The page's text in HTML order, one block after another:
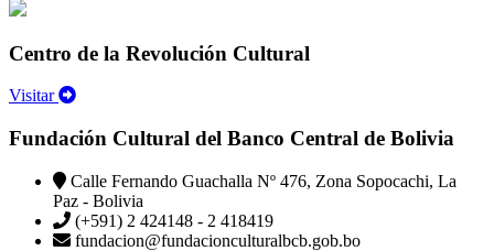
Centro de la Revolución Cultural
Visitar
Fundación Cultural del Banco Central de Bolivia
Calle Fernando Guachalla Nº 476, Zona Sopocachi, La
Paz - Bolivia
(+591) 2 424148 - 2 418419
fundacion@fundacionculturalbcb.gob.bo